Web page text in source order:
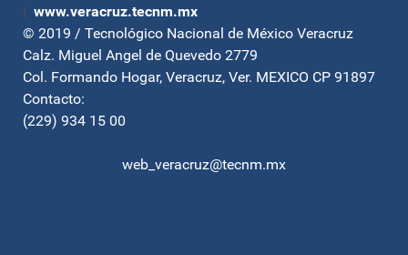
| www.veracruz.tecnm.mx
© 2019 / Tecnológico Nacional de México Veracruz
Calz. Miguel Angel de Quevedo 2779
Col. Formando Hogar, Veracruz, Ver. MEXICO CP 91897
Contacto:
(229) 934 15 00
web_veracruz@tecnm.mx